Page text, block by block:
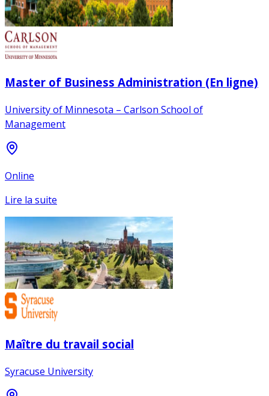
Master of Business Administration (En ligne)
University of Minnesota – Carlson School of
Management
Online
Lire la suite
Maître du travail social
Syracuse University